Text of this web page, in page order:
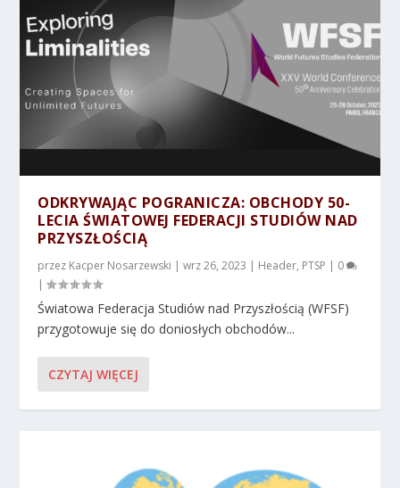
ODKRYWAJĄC POGRANICZA: OBCHODY 50-
LECIA ŚWIATOWEJ FEDERACJI STUDIÓW NAD
PRZYSZŁOŚCIĄ
przez Kacper Nosarzewski |wrz 26, 2023 | Header, PTSP | 0
|
Światowa Federacja Studiów nad Przyszłością (WFSF)
przygotowuje się do doniosłych obchodów...
CZYTAJ WIĘCEJ